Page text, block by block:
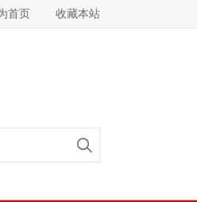
首页 收藏本站